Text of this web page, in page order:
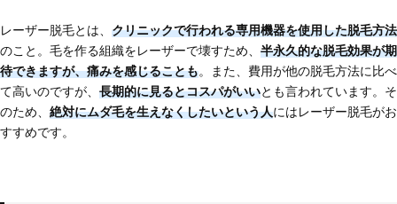
レーザー脱毛とは、 クリニックで行われる専用機器を使用した脱毛方法
のこと。毛を作る組織をレーザーで壊すため、 半永久的な脱毛効果が期
待できますが、痛みを感じることも。また、費用が他の脱毛方法に比べ
て高いのですが、 長期的に見るとコスパがいいとも言われています。そ
のため、 絶対にムダ毛を生えなくしたいという人にはレーザー脱毛がお
すすめです。